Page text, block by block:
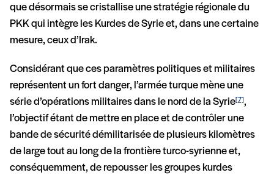
que désormais se cristallise une stratégie régionale du
PKK qui intègre les Kurdes de Syrie et, dans une certaine
mesure, ceux d’Irak.
Considérant que ces paramètres politiques et militaires
représentent un fort danger, l’armée turque mène une
série d’opérations militaires dans le nord de la Syrie [7] ,
l’objectif étant de mettre en place et de contrôler une
bande de sécurité démilitarisée de plusieurs kilomètres
de large tout au long de la frontière turco-syrienne et,
conséquemment, de repousser les groupes kurdes